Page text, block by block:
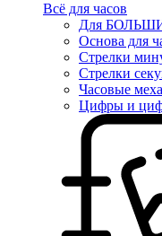
Всё для часов
Для
Основа для
Стрелки
Стрелки
Часовые
Цифры и